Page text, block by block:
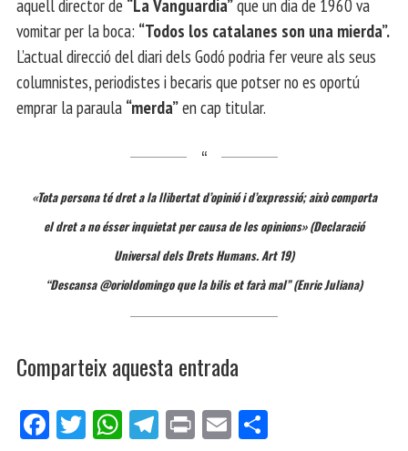
aquell director de “La Vanguardia”que un dia de 1960 va
vomitar per la boca: “Todos los catalanes son una mierda”.
L’actual direcció del diari dels Godó podria fer veure als seus
columnistes, periodistes i becaris que potser no es oportú
emprar la paraula “merda”en cap titular.
«Tota persona té dret a la llibertat d’opinió i d’expressió; això comporta
el dret a no ésser inquietat per causa de les opinions» (Declaració
Universal dels Drets Humans. Art 19)
“Descansa @orioldomingo que la bilis et farà mal” (Enric Juliana)
Comparteix aquesta entrada
Fa Tw W Te Pri E